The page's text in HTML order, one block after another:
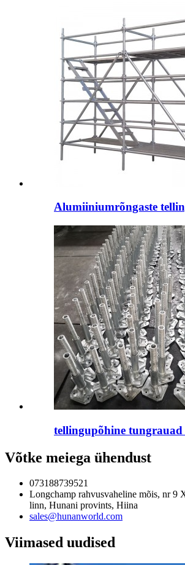
Alumiiniumrõngaste
tellingupõhine
Võtke meiega ühendust
073188739521
Longchamp rahvusvaheline mõis, nr 9
linn, Hunani provints, Hiina
sales@hunanworld.com
Viimased uudised